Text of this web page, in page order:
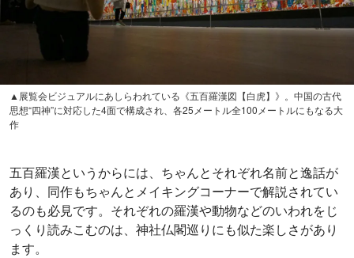
▲展覧会ビジュアルにあしらわれている《五百羅漢図【白虎】》。中国の古代
思想“四神”に対応した4面で構成され、各25メートル全100メートルにもなる大
作
五百羅漢というからには、ちゃんとそれぞれ名前と逸話が
あり、同作もちゃんとメイキングコーナーで解説されてい
るのも必見です。それぞれの羅漢や動物などのいわれをじ
っくり読みこむのは、神社仏閣巡りにも似た楽しさがあり
ます。